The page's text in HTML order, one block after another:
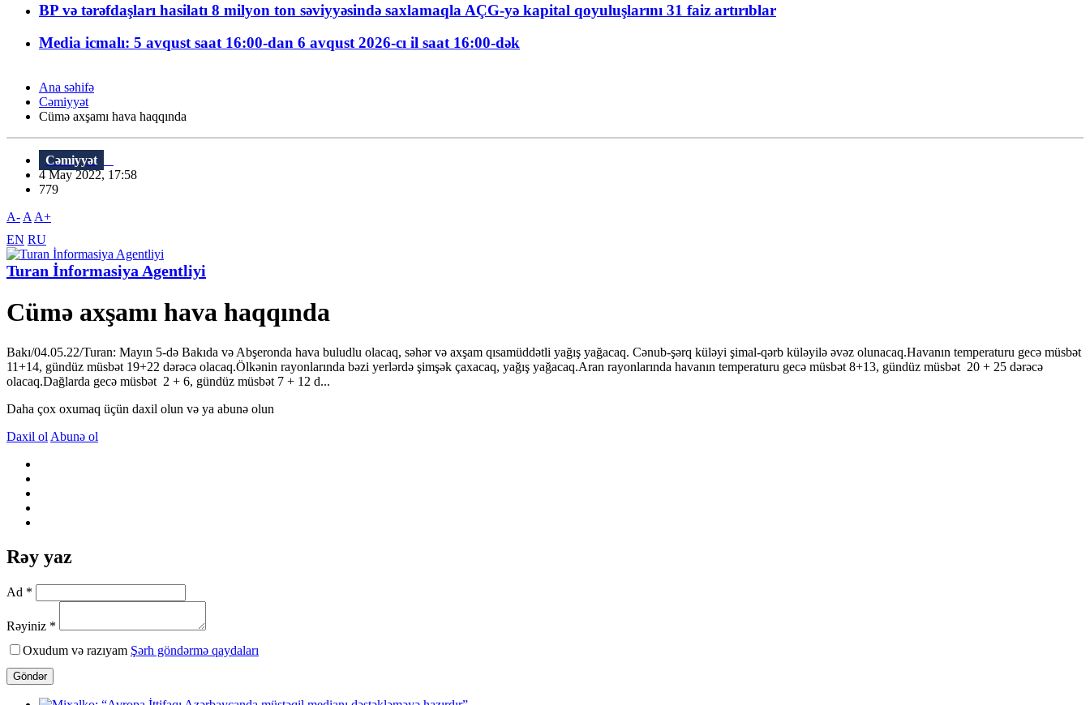
BP və tərəfdaşları hasilatı 8 milyon ton səviyyəsində saxlamaqla AÇG-yə kapital qoyuluşlarını 31 faiz artırıblar
Media icmalı: 5 avqust saat 16:00-dan 6 avqust 2026-cı il saat 16:00-dək
Ana səhifə
Cəmiyyət
Cümə axşamı hava haqqında
Cəmiyyət
4 May 2022, 17:58
779
A- A A+
EN RU
Turan İnformasiya Agentliyi
Cümə axşamı hava haqqında
Bakı/04.05.22/Turan: Mayın 5-də Bakıda və Abşeronda hava buludlu olacaq, səhər və axşam qısamüddətli yağış yağacaq. Cənub-şərq küləyi şimal-qərb küləyilə əvəz olunacaq.Havanın temperaturu gecə müsbət
11+14, gündüz müsbət 19+22 dərəcə olacaq.Ölkənin rayonlarında bəzi yerlərdə şimşək çaxacaq, yağış yağacaq.Aran rayonlarında havanın temperaturu gecə müsbət 8+13, gündüz müsbət 20 + 25 dərəcə
olacaq.Dağlarda gecə müsbət 2 + 6, gündüz müsbət 7 + 12 d...
Daha çox oxumaq üçün daxil olun və ya abunə olun
Daxil ol Abunə ol
Rəy yaz
Ad *
Rəyiniz *
Oxudum və razıyam Şərh göndərmə qaydaları
Göndər